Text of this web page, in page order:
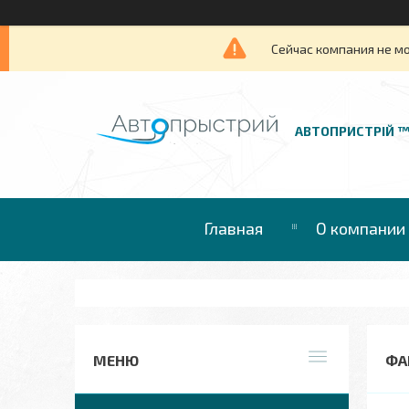
Сейчас компания не
АВТОПРИСТРІЙ ™
Главная О компании